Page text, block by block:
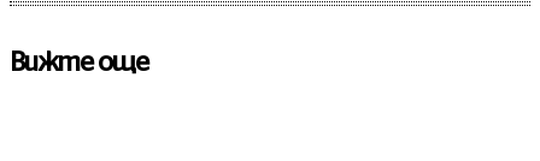
Вижте още